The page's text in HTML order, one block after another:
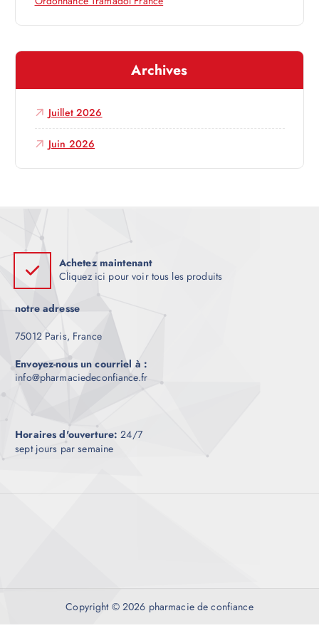
r
t
i
Archives
Juillet 2026
Juin 2026
Achetez maintenant
Cliquez ici pour voir tous les produits
notre adresse
75012 Paris, France
Envoyez-nous un courriel à :
info@pharmaciedeconfiance.fr
Horaires d'ouverture: 24/7
sept jours par semaine
Copyright © 2026 pharmacie de confiance